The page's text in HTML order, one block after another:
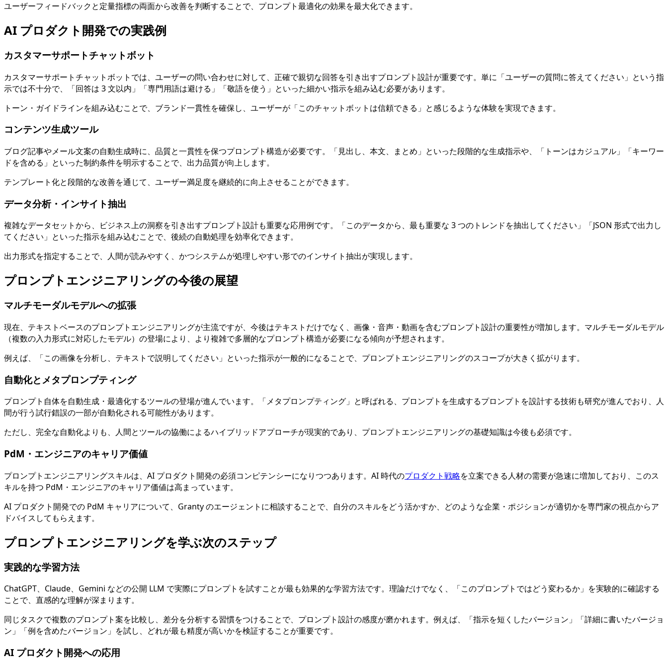
ユーザーフィードバックと定量指標の両面から改善を判断することで、プロンプト最適化の効果を最大化できます。
AI プロダクト開発での実践例
カスタマーサポートチャットボット
カスタマーサポートチャットボットでは、ユーザーの問い合わせに対して、正確で親切な回答を引き出すプロンプト設計が重要です。単に「ユーザーの質問に答えてください」という指
示では不十分で、「回答は 3 文以内」「専門用語は避ける」「敬語を使う」といった細かい指示を組み込む必要があります。
トーン・ガイドラインを組み込むことで、ブランド一貫性を確保し、ユーザーが「このチャットボットは信頼できる」と感じるような体験を実現できます。
コンテンツ生成ツール
ブログ記事やメール文案の自動生成時に、品質と一貫性を保つプロンプト構造が必要です。「見出し、本文、まとめ」といった段階的な生成指示や、「トーンはカジュアル」「キーワー
ドを含める」といった制約条件を明示することで、出力品質が向上します。
テンプレート化と段階的な改善を通じて、ユーザー満足度を継続的に向上させることができます。
データ分析・インサイト抽出
複雑なデータセットから、ビジネス上の洞察を引き出すプロンプト設計も重要な応用例です。「このデータから、最も重要な 3 つのトレンドを抽出してください」「JSON 形式で出力し
てください」といった指示を組み込むことで、後続の自動処理を効率化できます。
出力形式を指定することで、人間が読みやすく、かつシステムが処理しやすい形でのインサイト抽出が実現します。
プロンプトエンジニアリングの今後の展望
マルチモーダルモデルへの拡張
現在、テキストベースのプロンプトエンジニアリングが主流ですが、今後はテキストだけでなく、画像・音声・動画を含むプロンプト設計の重要性が増加します。マルチモーダルモデル
（複数の入力形式に対応したモデル）の登場により、より複雑で多層的なプロンプト構造が必要になる傾向が予想されます。
例えば、「この画像を分析し、テキストで説明してください」といった指示が一般的になることで、プロンプトエンジニアリングのスコープが大きく拡がります。
自動化とメタプロンプティング
プロンプト自体を自動生成・最適化するツールの登場が進んでいます。「メタプロンプティング」と呼ばれる、プロンプトを生成するプロンプトを設計する技術も研究が進んでおり、人
間が行う試行錯誤の一部が自動化される可能性があります。
ただし、完全な自動化よりも、人間とツールの協働によるハイブリッドアプローチが現実的であり、プロンプトエンジニアリングの基礎知識は今後も必須です。
PdM・エンジニアのキャリア価値
プロンプトエンジニアリングスキルは、AI プロダクト開発の必須コンピテンシーになりつつあります。AI 時代のプロダクト戦略を立案できる人材の需要が急速に増加しており、このス
キルを持つ PdM・エンジニアのキャリア価値は高まっています。
AI プロダクト開発での PdM キャリアについて、Granty のエージェントに相談することで、自分のスキルをどう活かすか、どのような企業・ポジションが適切かを専門家の視点からア
ドバイスしてもらえます。
プロンプトエンジニアリングを学ぶ次のステップ
実践的な学習方法
ChatGPT、Claude、Gemini などの公開 LLM で実際にプロンプトを試すことが最も効果的な学習方法です。理論だけでなく、「このプロンプトではどう変わるか」を実験的に確認する
ことで、直感的な理解が深まります。
同じタスクで複数のプロンプト案を比較し、差分を分析する習慣をつけることで、プロンプト設計の感度が磨かれます。例えば、「指示を短くしたバージョン」「詳細に書いたバージョ
ン」「例を含めたバージョン」を試し、どれが最も精度が高いかを検証することが重要です。
AI プロダクト開発への応用